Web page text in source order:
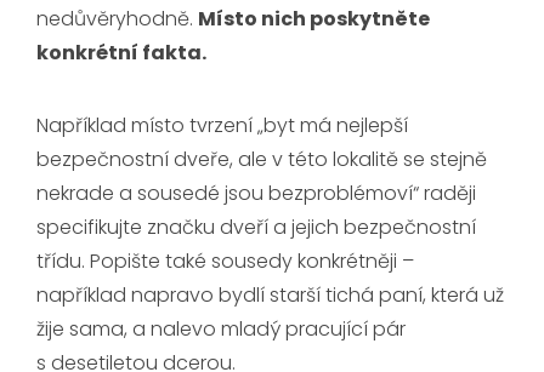
nedůvěryhodně. Místo nich poskytněte
konkrétní fakta.
Například místo tvrzení „byt má nejlepší
bezpečnostní dveře, ale v této lokalitě se stejně
nekrade a sousedé jsou bezproblémoví“ raději
specifikujte značku dveří a jejich bezpečnostní
třídu. Popište také sousedy konkrétněji –
například napravo bydlí starší tichá paní, která už
žije sama, a nalevo mladý pracující pár
s desetiletou dcerou.